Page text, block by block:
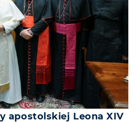
apostolskiej Leona XIV